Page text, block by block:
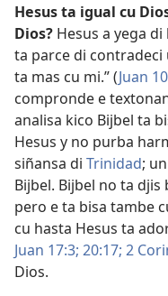
Hesus ta igual cu
Dios? Hesus a yega di
ta parce di contradeci
ta mas cu mi.” (Juan
compronde e
analisa kico Bijbel ta
Hesus y no purba
siñansa di Trinidad;
Bijbel. Bijbel no ta djis
pero e ta bisa tambe
cu hasta Hesus ta
Juan 17:3; 20:17; 2
Dios.